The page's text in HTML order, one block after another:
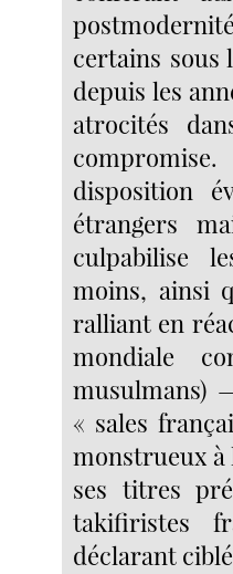
certains sous
depuis les
atrocités
disposition
étrangers
culpabilise
moins, ainsi
ralliant en
mondiale
musulmans)
« sales
monstrueux
ses titres
takifiristes
déclarant